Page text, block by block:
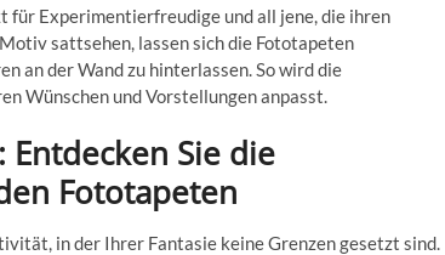
Experimentierfreudige und all jene, die ihren
sattsehen, lassen sich die Fototapeten
an der Wand zu hinterlassen. So wird die
Wünschen und Vorstellungen anpasst.
Sie die
Fototapeten
in der Ihrer Fantasie keine Grenzen gesetzt sind.